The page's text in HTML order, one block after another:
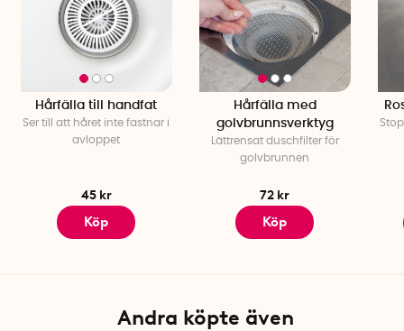
Hårfälla till handfat
Ser till att håret inte fastnar i
avloppet
45 kr
Köp
Hårfälla med
golvbrunnsverktyg
Lättrensat duschfilter för
golvbrunnen
72 kr
Köp
Andra köpte även